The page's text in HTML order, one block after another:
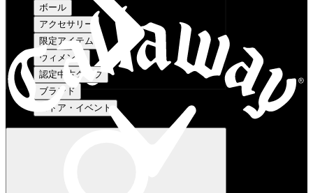
ボール
アクセサリー
限定アイテム
ウィメンズ
認定中古クラブ
ブランド
ストア・イベント